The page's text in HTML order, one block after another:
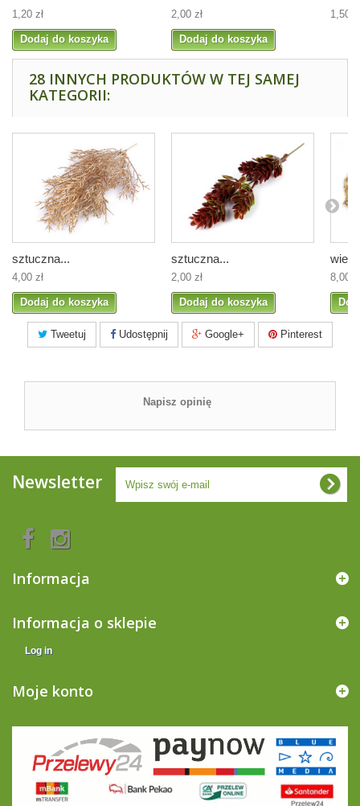
1,20 zł
Dodaj do koszyka
2,00 zł
Dodaj do koszyka
1,50
28 INNYCH PRODUKTÓW W TEJ SAMEJ
KATEGORII:
sztuczna...
4,00 zł
Dodaj do koszyka
sztuczna...
2,00 zł
Dodaj do koszyka
8,00
Tweetuj Udostępnij Google+ Pinterest
Napisz opinię
Newsletter
Informacja
Informacja o sklepie
Log in
Moje konto